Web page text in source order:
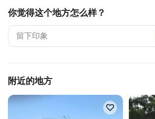
你觉得这个地方怎么样？
附近的地方